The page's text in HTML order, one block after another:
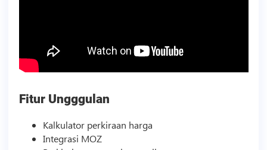
Fitur Ungggulan
Kalkulator perkiraan harga
Integrasi MOZ